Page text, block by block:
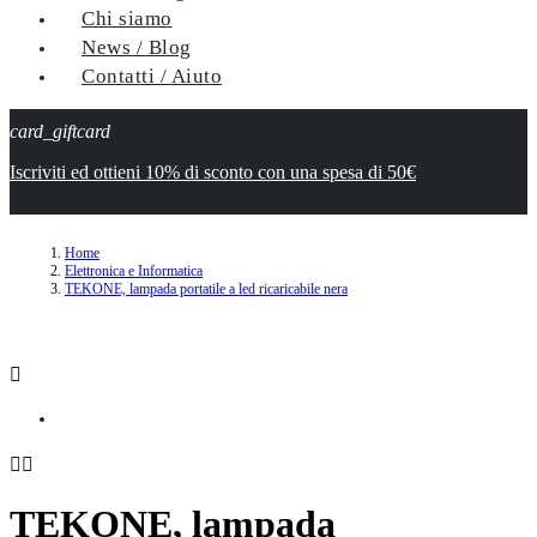
Chi siamo
News / Blog
Contatti / Aiuto
card_giftcard
Iscriviti ed ottieni 10% di sconto con una spesa di 50€
Home
Elettronica e Informatica
TEKONE, lampada portatile a led ricaricabile nera

 
TEKONE, lampada